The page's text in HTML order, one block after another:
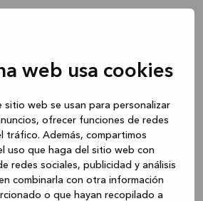
web usa cookies
sitio web se usan para personalizar
ofrecer funciones de redes
tráfico. Además, compartimos
uso que haga del sitio web con
redes sociales, publicidad y análisis
combinarla con otra información
o que hayan recopilado a